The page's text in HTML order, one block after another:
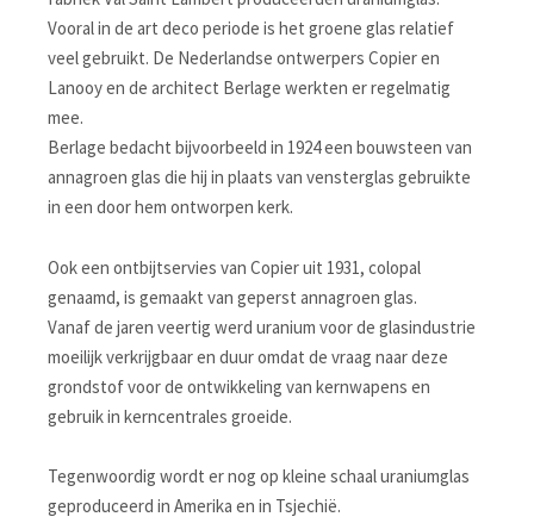
Vooral in de art deco periode is het groene glas relatief
veel gebruikt. De Nederlandse ontwerpers Copier en
Lanooy en de architect Berlage werkten er regelmatig
mee.
Berlage bedacht bijvoorbeeld in 1924 een bouwsteen van
annagroen glas die hij in plaats van vensterglas gebruikte
in een door hem ontworpen kerk.
Ook een ontbijtservies van Copier uit 1931, colopal
genaamd, is gemaakt van geperst annagroen glas.
Vanaf de jaren veertig werd uranium voor de glasindustrie
moeilijk verkrijgbaar en duur omdat de vraag naar deze
grondstof voor de ontwikkeling van kernwapens en
gebruik in kerncentrales groeide.
Tegenwoordig wordt er nog op kleine schaal uraniumglas
geproduceerd in Amerika en in Tsjechië.